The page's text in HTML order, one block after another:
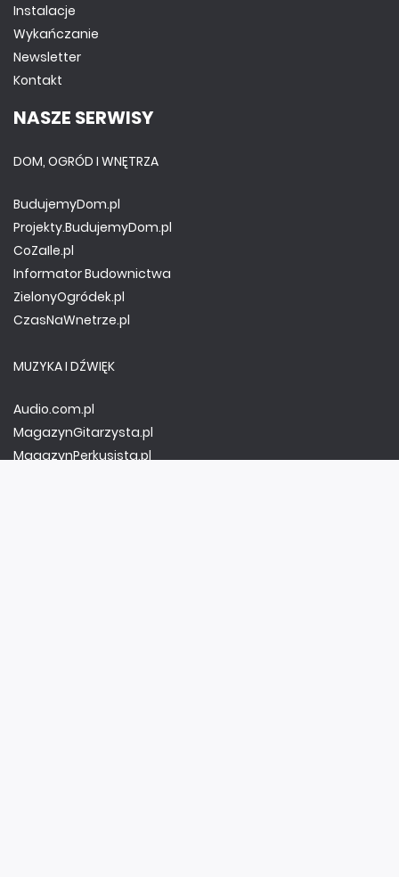
Instalacje
Wykańczanie
Newsletter
Kontakt
NASZE SERWISY
DOM, OGRÓD I WNĘTRZA
BudujemyDom.pl
Projekty.BudujemyDom.pl
CoZaIle.pl
Informator Budownictwa
ZielonyOgródek.pl
CzasNaWnetrze.pl
MUZYKA I DŹWIĘK
Audio.com.pl
MagazynGitarzysta.pl
MagazynPerkusista.pl